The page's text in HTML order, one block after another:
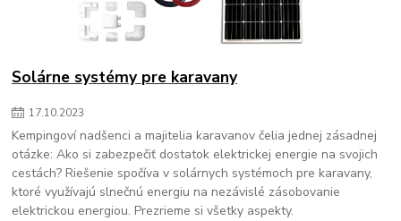
Solárne systémy pre karavany
17.10.2023
Kempingoví nadšenci a majitelia karavanov čelia jednej zásadnej
otázke: Ako si zabezpečiť dostatok elektrickej energie na svojich
cestách? Riešenie spočíva v solárnych systémoch pre karavany,
ktoré využívajú slnečnú energiu na nezávislé zásobovanie
elektrickou energiou. Prezrieme si všetky aspekty.